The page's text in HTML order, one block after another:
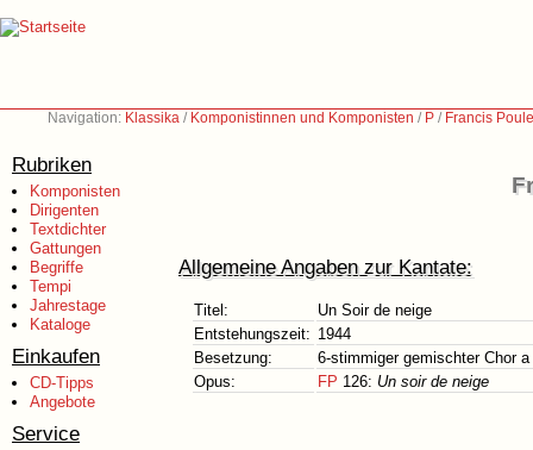
Navigation: Klassika / Komponistinnen und Komponisten / P / Francis
Rubriken
Komponisten
Dirigenten
Textdichter
Gattungen
Begriffe
Tempi
Jahrestage
Kataloge
Einkaufen
CD-Tipps
Angebote
Service
Allgemeine Angaben zur Kantate:
Titel:
Un Soir de neige
Entstehungszeit: 1944
Besetzung:
6-stimmiger gemischter Chor
Opus:
FP 126: Un soir de neige